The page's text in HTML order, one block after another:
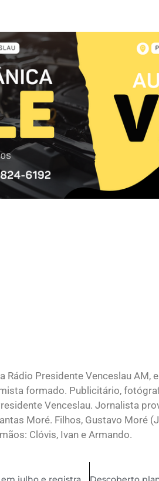
Rádio Presidente Venceslau AM,
formado. Publicitário,
Venceslau. Jornalista
Moré. Filhos, Gustavo Moré
Clóvis, Ivan e Armando.